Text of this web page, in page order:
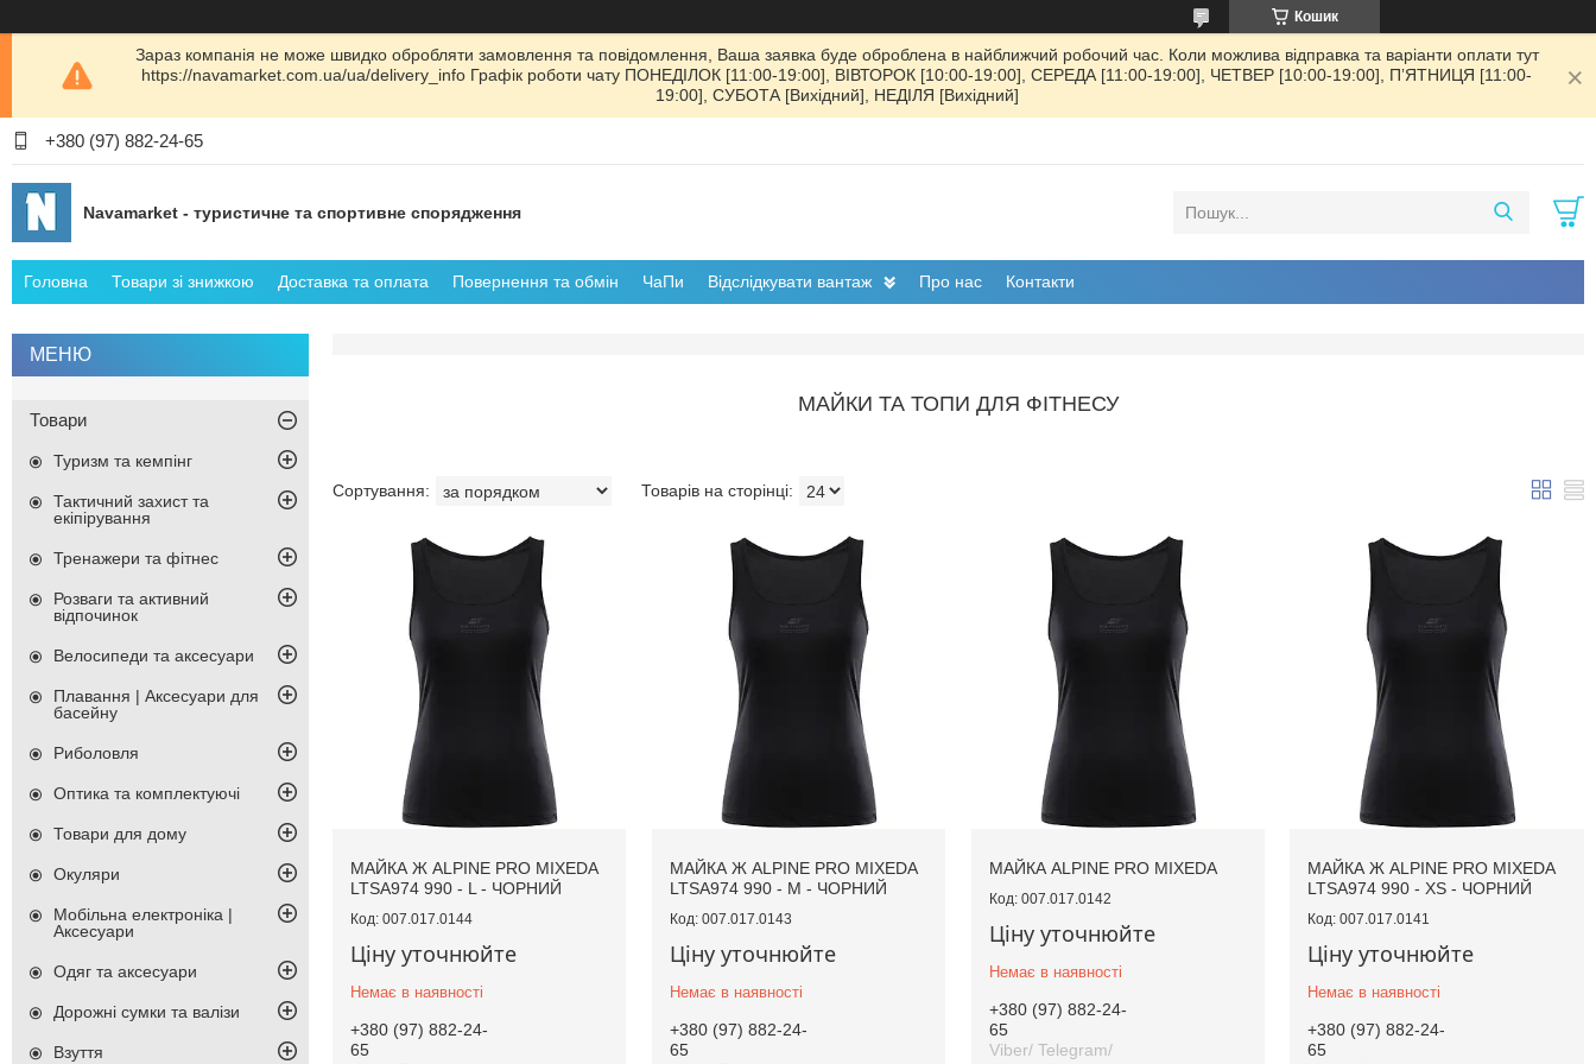
Кошик
Зараз компанія не може швидко обробляти замовлення та повідомлення, Ваша заявка буде оброблена в найближчий робочий час. Коли можлива відправка та варіанти оплати тут
https://navamarket.com.ua/ua/delivery_info Графік роботи чату ПОНЕДІЛОК [11:00-19:00], ВІВТОРОК [10:00-19:00], СЕРЕДА [11:00-19:00], ЧЕТВЕР [10:00-19:00], ПʼЯТНИЦЯ [11:00-
19:00], СУБОТА [Вихідний], НЕДІЛЯ [Вихідний]
+380 (97) 882-24-65
Navamarket - туристичне та спортивне спорядження
Головна Товари зі знижкою Доставка та оплата Повернення та обмін ЧаПи Відслідкувати вантаж Про нас Контакти
МАЙКИ ТА ТОПИ ДЛЯ ФІТНЕСУ
МАЙКА Ж ALPINE PRO MIXEDA
LTSA974 990 - L - ЧОРНИЙ
007.017.0144
Ціну уточнюйте
Немає в наявності
+380 (97) 882-24-
65
МАЙКА Ж ALPINE PRO MIXEDA
LTSA974 990 - M - ЧОРНИЙ
007.017.0143
Ціну уточнюйте
Немає в наявності
+380 (97) 882-24-
65
МАЙКА ALPINE PRO MIXEDA
007.017.0142
Ціну уточнюйте
Немає в наявності
+380 (97) 882-24-
65
Viber/ Telegram/
МАЙКА Ж ALPINE PRO MIXEDA
LTSA974 990 - XS - ЧОРНИЙ
007.017.0141
Ціну уточнюйте
Немає в наявності
+380 (97) 882-24-
65
Товари
Туризм та кемпінг
Тактичний захист та
екіпірування
Тренажери та фітнес
Розваги та активний
відпочинок
Велосипеди та аксесуари
Плавання | Аксесуари для
басейну
Риболовля
Оптика та комплектуючі
Товари для дому
Окуляри
Мобільна електроніка |
Аксесуари
Одяг та аксесуари
Дорожні сумки та валізи
Взуття